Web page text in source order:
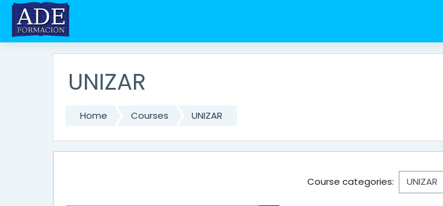
Skip to main content
UNIZAR
Home Courses UNIZAR
Course categories: